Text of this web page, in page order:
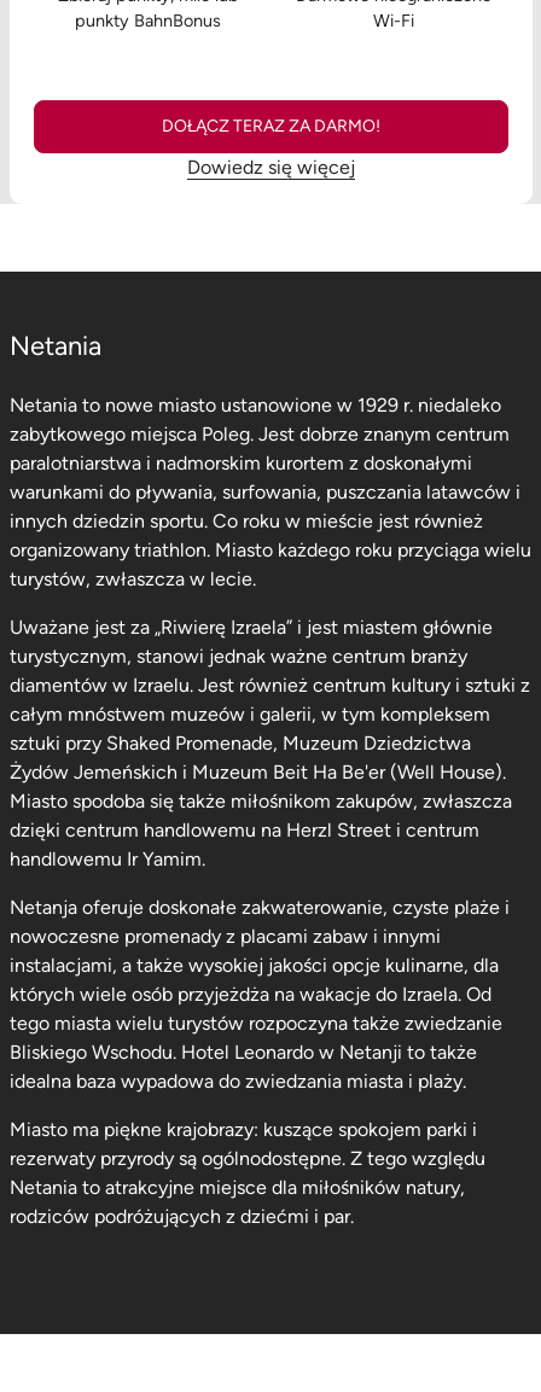
punkty BahnBonus
Wi-Fi
DOŁĄCZ TERAZ ZA DARMO!
Dowiedz się więcej
Netania
Netania to nowe miasto ustanowione w 1929 r. niedaleko
zabytkowego miejsca Poleg. Jest dobrze znanym centrum
paralotniarstwa i nadmorskim kurortem z doskonałymi
warunkami do pływania, surfowania, puszczania latawców i
innych dziedzin sportu. Co roku w mieście jest również
organizowany triathlon. Miasto każdego roku przyciąga wielu
turystów, zwłaszcza w lecie.
Uważane jest za „Riwierę Izraela” i jest miastem głównie
turystycznym, stanowi jednak ważne centrum branży
diamentów w Izraelu. Jest również centrum kultury i sztuki z
całym mnóstwem muzeów i galerii, w tym kompleksem
sztuki przy Shaked Promenade, Muzeum Dziedzictwa
Żydów Jemeńskich i Muzeum Beit Ha Be'er (Well House).
Miasto spodoba się także miłośnikom zakupów, zwłaszcza
dzięki centrum handlowemu na Herzl Street i centrum
handlowemu Ir Yamim.
Netanja oferuje doskonałe zakwaterowanie, czyste plaże i
nowoczesne promenady z placami zabaw i innymi
instalacjami, a także wysokiej jakości opcje kulinarne, dla
których wiele osób przyjeżdża na wakacje do Izraela. Od
tego miasta wielu turystów rozpoczyna także zwiedzanie
Bliskiego Wschodu. Hotel Leonardo w Netanji to także
idealna baza wypadowa do zwiedzania miasta i plaży.
Miasto ma piękne krajobrazy: kuszące spokojem parki i
rezerwaty przyrody są ogólnodostępne. Z tego względu
Netania to atrakcyjne miejsce dla miłośników natury,
rodziców podróżujących z dziećmi i par.